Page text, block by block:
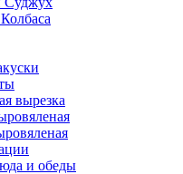
вырезка
и обеды